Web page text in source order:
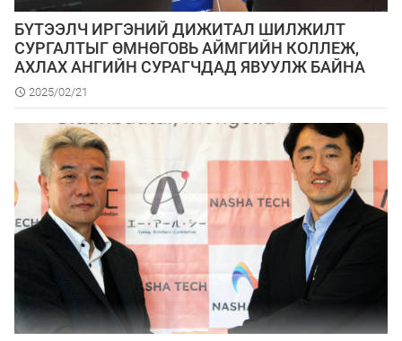
БҮТЭЭЛЧ ИРГЭНИЙ ДИЖИТАЛ ШИЛЖИЛТ
СУРГАЛТЫГ ӨМНӨГОВЬ АЙМГИЙН КОЛЛЕЖ,
АХЛАХ АНГИЙН СУРАГЧДАД ЯВУУЛЖ БАЙНА
2025/02/21